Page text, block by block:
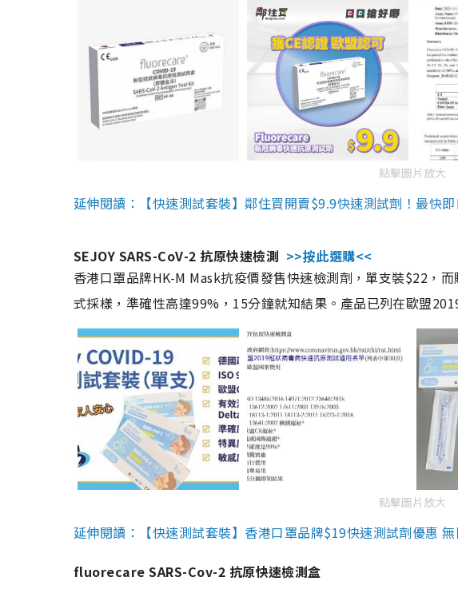
點擊圖片放大
延伸閱讀：【快速測試套裝】鄰住買開賣$9.9快速測試劑！最快
SEJOY SARS-CoV-2 抗原快速檢測 >>按此選購<<
香港口罩品牌HK-M Mask抗疫價發售快速檢測劑，單支裝$22，
式採樣，準確性高達99%，15分鐘就知結果。產品已列在歐盟
點擊圖片放大
延伸閱讀：【快速測試套裝】香港口罩品牌$19快速測試劑優惠
fluorecare SARS-Cov-2 抗原快速檢測盒